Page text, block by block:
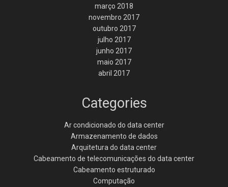
março 2018
novembro 2017
outubro 2017
julho 2017
junho 2017
maio 2017
abril 2017
Categories
Ar condicionado do data center
Armazenamento de dados
Arquitetura do data center
Cabeamento de telecomunicações do data center
Cabeamento estruturado
Computação